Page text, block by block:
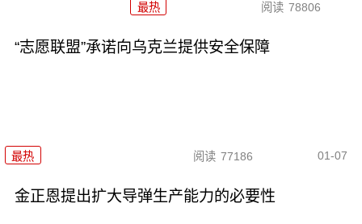
最热 阅读 78806
“志愿联盟”承诺向乌克兰提供安全保障
最热 阅读 77186 01-07
金正恩提出扩大导弹生产能力的必要性